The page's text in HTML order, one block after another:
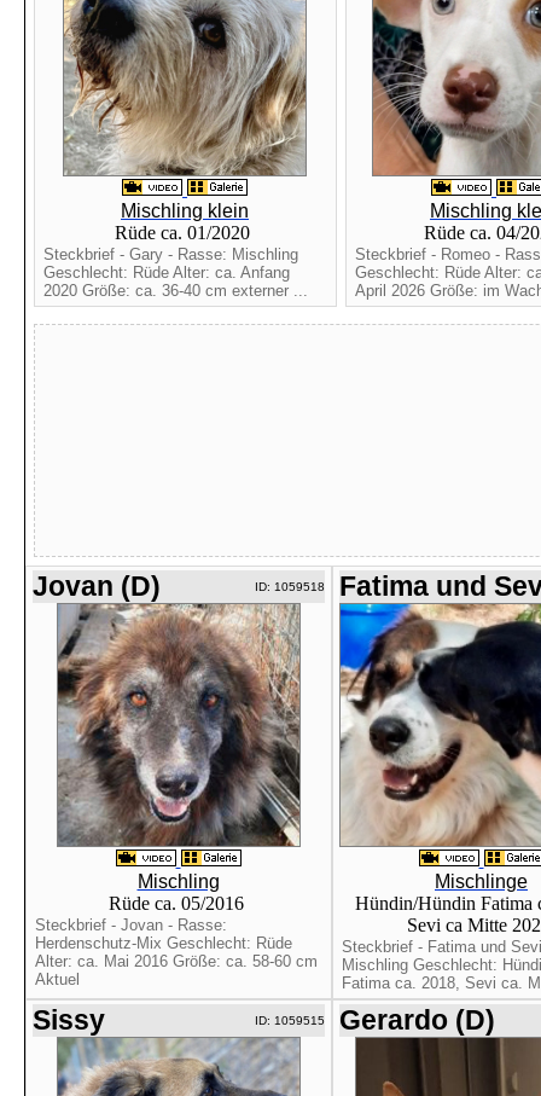
Mischling klein
Rüde ca. 01/2020
Steckbrief - Gary - Rasse: Mischling
Geschlecht: Rüde Alter: ca. Anfang
2020 Größe: ca. 36-40 cm externer ...
Mischling
Rüde ca. 04/
Steckbrief - Romeo -
Geschlecht: Rüde Alter:
April 2026 Größe: im
Jovan (D) ID: 1059518
Mischling
Rüde ca. 05/2016
Steckbrief - Jovan - Rasse:
Herdenschutz-Mix Geschlecht: Rüde
Alter: ca. Mai 2016 Größe: ca. 58-60 cm
Aktuel
Fatima und
Mischlinge
Hündin/Hündin Fatima
Sevi ca Mitte
Steckbrief - Fatima und
Mischling Geschlecht:
Fatima ca. 2018, Sevi ca.
Sissy ID: 1059515 Gerardo (D)